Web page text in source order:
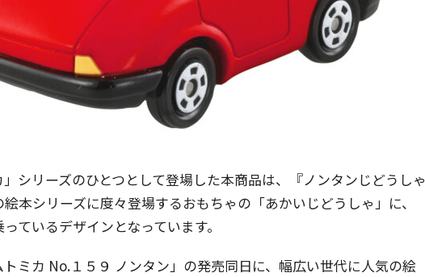
」シリーズのひとつとして登場した本商品は、『ノンタンじどうしゃ
本シリーズに度々登場するおもちゃの「あかいじどうしゃ」に、
っているデザインとなっています。
ミカ No.１５９ ノンタン」の発売同日に、幅広い世代に人気の絵